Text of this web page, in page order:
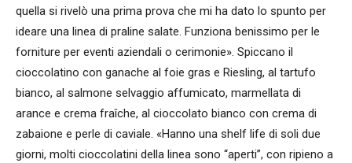
quella si rivelò una prima prova che mi ha dato lo spunto per
ideare una linea di praline salate. Funziona benissimo per le
forniture per eventi aziendali o cerimonie». Spiccano il
cioccolatino con ganache al foie gras e Riesling, al tartufo
bianco, al salmone selvaggio affumicato, marmellata di
arance e crema fraîche, al cioccolato bianco con crema di
zabaione e perle di caviale. «Hanno una shelf life di soli due
giorni, molti cioccolatini della linea sono “aperti”, con ripieno a